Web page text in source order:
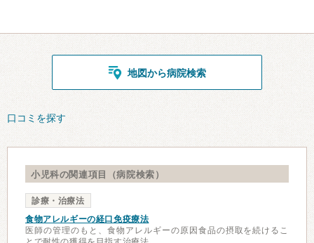
地図から病院検索
口コミを探す
小児科の関連項目（病院検索）
診療・治療法
食物アレルギーの経口免疫療法
医師の管理のもと、食物アレルギーの原因食品の摂取を続けるこ